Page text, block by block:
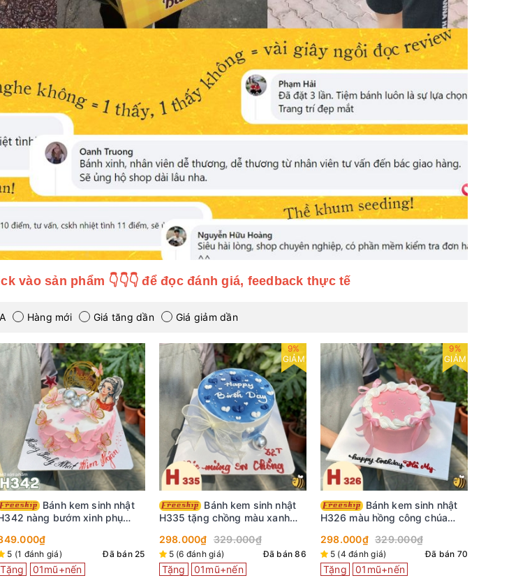
vào sản phẩm 👇👇👇 để đọc đánh giá, feedback thực tế
Hàng mới Giá tăng dần Giá giảm dần
nàng bướm xinh phụ
5 (1 đánh giá) Đã bán 25
Tặng 01mũ+nến
9%
GIẢM
H335 tặng chồng màu xanh
298.000₫ 329.000₫
5 (6 đánh giá) Đã bán 86
Tặng 01mũ+nến
9%
GIẢM
Bánh kem sinh nhật
H326 màu hồng công chúa
298.000₫ 329.000₫
5 (4 đánh giá) Đã bán 70
Tặng 01mũ+nến